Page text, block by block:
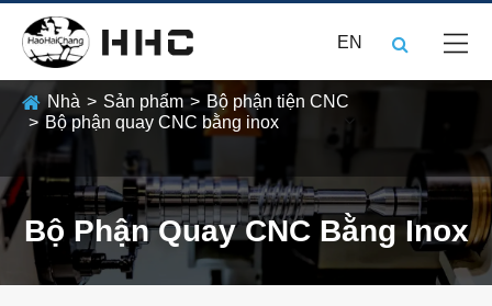
EN
Nhà Sản phẩm
Bộ phận tiện CNC
Bộ phận quay CNC bằng inox
Bộ Phận Quay CNC Bằng Inox